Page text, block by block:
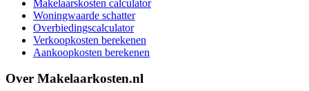
Makelaarskosten calculator
Woningwaarde schatter
Overbiedingscalculator
Verkoopkosten berekenen
Aankoopkosten berekenen
Over Makelaarkosten.nl